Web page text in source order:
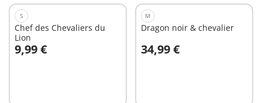
S
Chef des Chevaliers du
Lion
9,99 €
Au panier
M
Dragon noir & chevalier
34,99 €
Au panier